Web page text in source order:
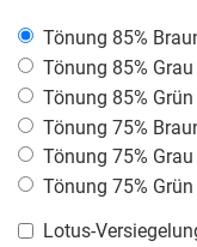
Tönung 85%
Tönung 85% Grau
Tönung 85% Grün
Tönung 75%
Tönung 75% Grau
Tönung 75% Grün
Lotus-